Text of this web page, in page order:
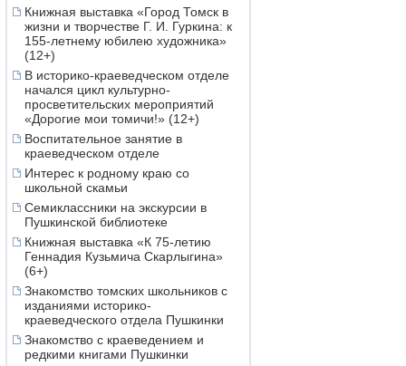
Книжная выставка «Город Томск в
жизни и творчестве Г. И. Гуркина: к
155-летнему юбилею художника»
(12+)
В историко-краеведческом отделе
начался цикл культурно-
просветительских мероприятий
«Дорогие мои томичи!» (12+)
Воспитательное занятие в
краеведческом отделе
Интерес к родному краю со
школьной скамьи
Семиклассники на экскурсии в
Пушкинской библиотеке
Книжная выставка «К 75-летию
Геннадия Кузьмича Скарлыгина»
(6+)
Знакомство томских школьников с
изданиями историко-
краеведческого отдела Пушкинки
Знакомство с краеведением и
редкими книгами Пушкинки